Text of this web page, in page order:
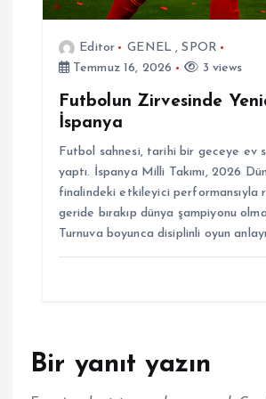
Editor GENEL,SPOR
Temmuz 16, 2026
3 views
Futbolun Zirvesinde
İspanya
Futbol sahnesi, tarihi bir geceye ev
yaptı. İspanya Milli Takımı, 2026
finalindeki etkileyici performansıyla
geride bırakıp dünya şampiyonu
Turnuva boyunca disiplinli oyun
Bir yanıt yazın